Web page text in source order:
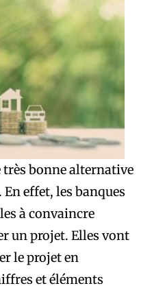
bonne alternative
effet, les banques
à convaincre
un projet. Elles vont
le projet en
et éléments